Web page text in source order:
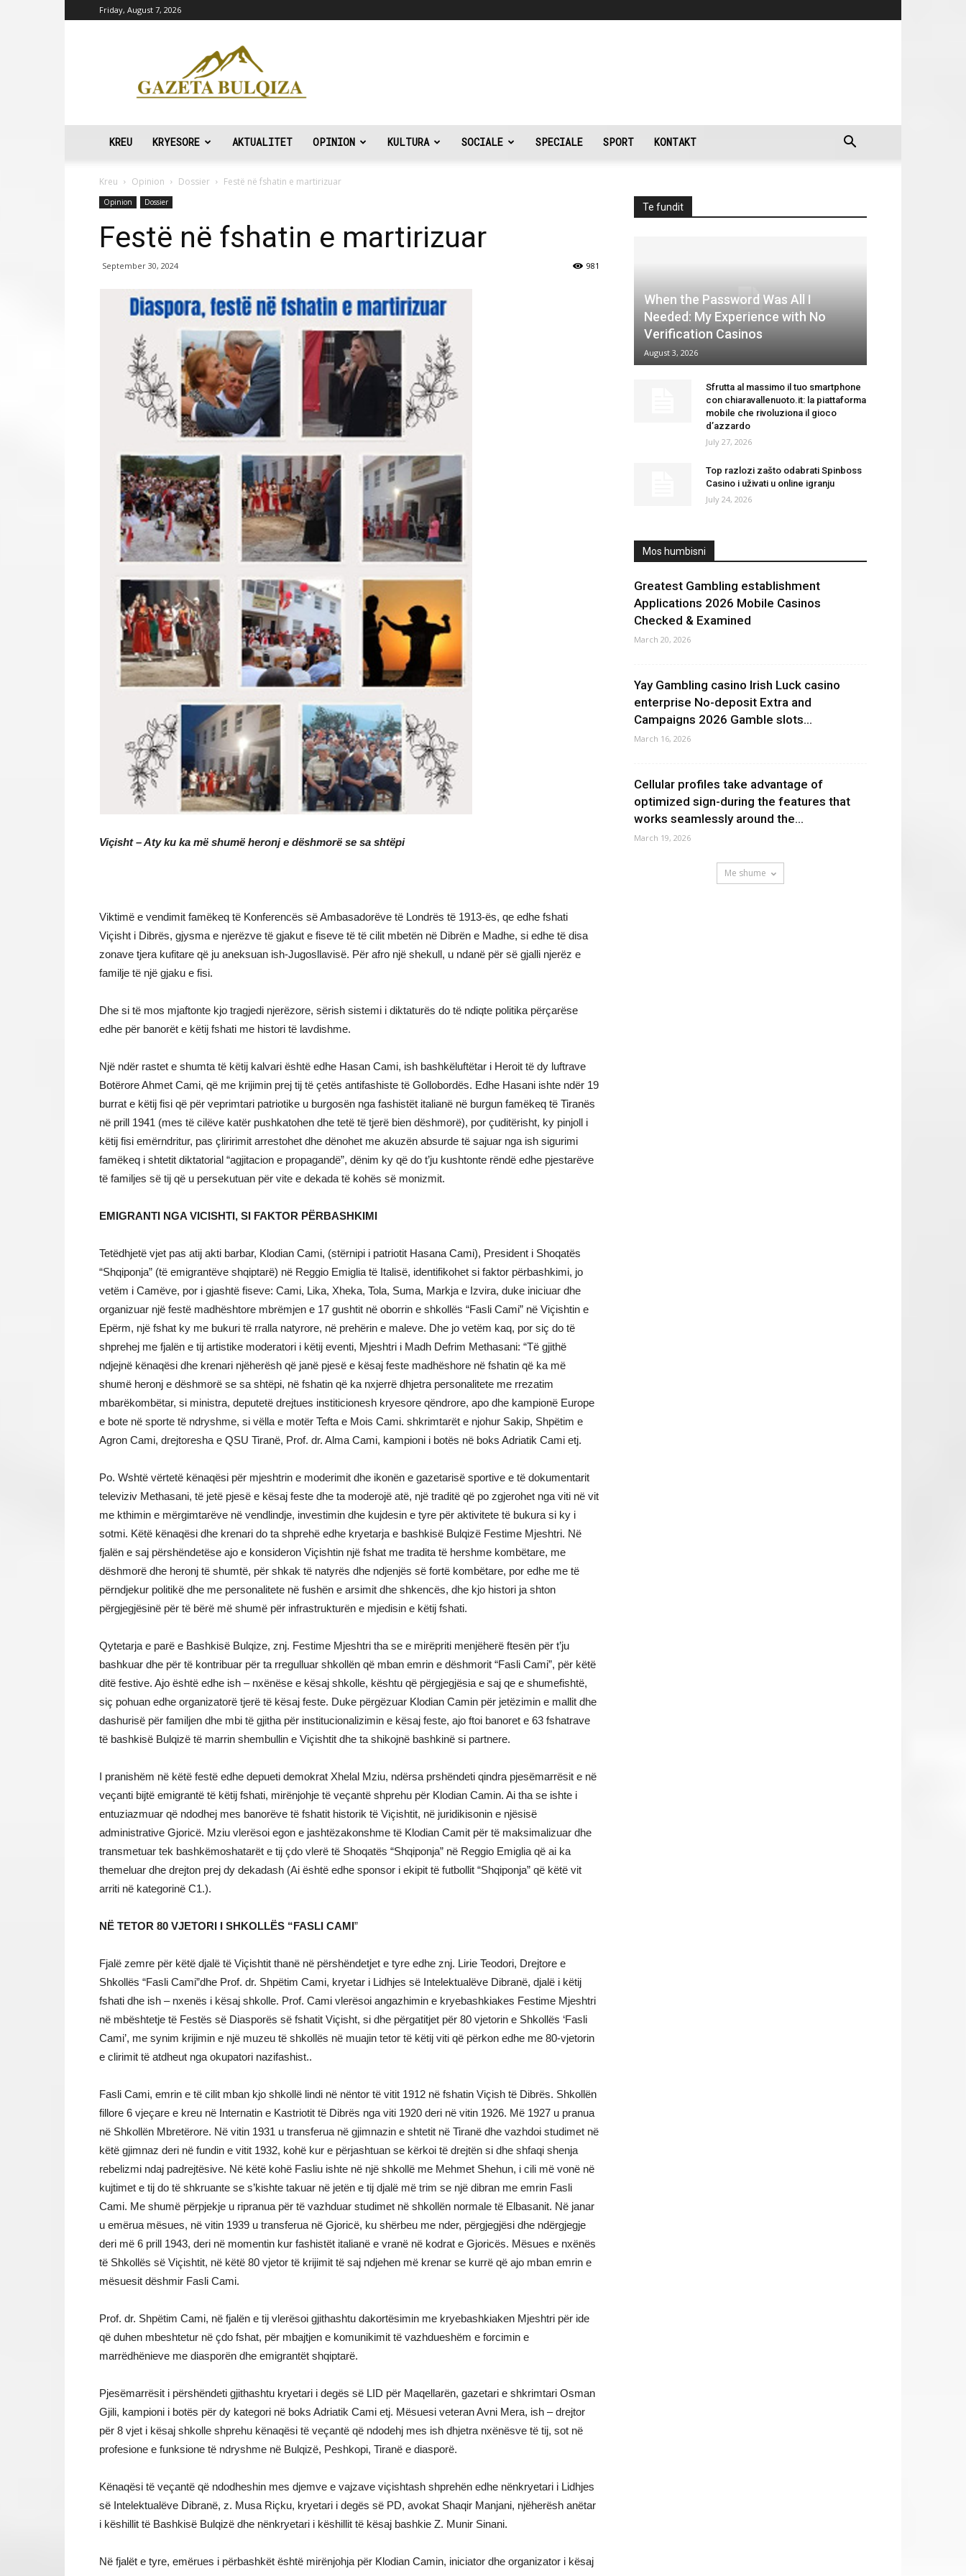
Friday, August 7, 2026
Gazeta
Bulqiza
KREU KRYESORE AKTUALITET OPINION KULTURA SOCIALE SPECIALE SPORT KONTAKT
Kreu Opinion Dossier Festë në fshatin e martirizuar
Opinion Dossier
Festë në fshatin e martirizuar
September 30, 2024 981
Viçisht – Aty ku ka më shumë heronj e dëshmorë se sa shtëpi
Viktimë e vendimit famëkeq të Konferencës së Ambasadorëve të Londrës të 1913-ës, qe edhe fshati
Viçisht i Dibrës, gjysma e njerëzve të gjakut e fiseve të të cilit mbetën në Dibrën e Madhe, si edhe të disa
zonave tjera kufitare që ju aneksuan ish-Jugosllavisë. Për afro një shekull, u ndanë për së gjalli njerëz e
familje të një gjaku e fisi.
Dhe si të mos mjaftonte kjo tragjedi njerëzore, sërish sistemi i diktaturës do të ndiqte politika përçarëse
edhe për banorët e këtij fshati me histori të lavdishme.
Një ndër rastet e shumta të këtij kalvari është edhe Hasan Cami, ish bashkëluftëtar i Heroit të dy luftrave
Botërore Ahmet Cami, që me krijimin prej tij të çetës antifashiste të Gollobordës. Edhe Hasani ishte ndër 19
burrat e këtij fisi që për veprimtari patriotike u burgosën nga fashistët italianë në burgun famëkeq të Tiranës
në prill 1941 (mes të cilëve katër pushkatohen dhe tetë të tjerë bien dëshmorë), por çuditërisht, ky pinjoll i
këtij fisi emërndritur, pas çliririmit arrestohet dhe dënohet me akuzën absurde të sajuar nga ish sigurimi
famëkeq i shtetit diktatorial “agjitacion e propagandë”, dënim ky që do t’ju kushtonte rëndë edhe pjestarëve
të familjes së tij që u persekutuan për vite e dekada të kohës së monizmit.
EMIGRANTI NGA VICISHTI, SI FAKTOR PËRBASHKIMI
Tetëdhjetë vjet pas atij akti barbar, Klodian Cami, (stërnipi i patriotit Hasana Cami), President i Shoqatës
“Shqiponja” (të emigrantëve shqiptarë) në Reggio Emiglia të Italisë, identifikohet si faktor përbashkimi, jo
vetëm i Camëve, por i gjashtë fiseve: Cami, Lika, Xheka, Tola, Suma, Markja e Izvira, duke iniciuar dhe
organizuar një festë madhështore mbrëmjen e 17 gushtit në oborrin e shkollës “Fasli Cami” në Viçishtin e
Epërm, një fshat ky me bukuri të rralla natyrore, në prehërin e maleve. Dhe jo vetëm kaq, por siç do të
shprehej me fjalën e tij artistike moderatori i këtij eventi, Mjeshtri i Madh Defrim Methasani: “Të gjithë
ndjejnë kënaqësi dhe krenari njëherësh që janë pjesë e kësaj feste madhëshore në fshatin që ka më
shumë heronj e dëshmorë se sa shtëpi, në fshatin që ka nxjerrë dhjetra personalitete me rrezatim
mbarëkombëtar, si ministra, deputetë drejtues institicionesh kryesore qëndrore, apo dhe kampionë Europe
e bote në sporte të ndryshme, si vëlla e motër Tefta e Mois Cami. shkrimtarët e njohur Sakip, Shpëtim e
Agron Cami, drejtoresha e QSU Tiranë, Prof. dr. Alma Cami, kampioni i botës në boks Adriatik Cami etj.
Po. Wshtë vërtetë kënaqësi për mjeshtrin e moderimit dhe ikonën e gazetarisë sportive e të dokumentarit
televiziv Methasani, të jetë pjesë e kësaj feste dhe ta moderojë atë, një traditë që po zgjerohet nga viti në vit
me kthimin e mërgimtarëve në vendlindje, investimin dhe kujdesin e tyre për aktivitete të bukura si ky i
sotmi. Këtë kënaqësi dhe krenari do ta shprehë edhe kryetarja e bashkisë Bulqizë Festime Mjeshtri. Në
fjalën e saj përshëndetëse ajo e konsideron Viçishtin një fshat me tradita të hershme kombëtare, me
dëshmorë dhe heronj të shumtë, për shkak të natyrës dhe ndjenjës së fortë kombëtare, por edhe me të
përndjekur politikë dhe me personalitete në fushën e arsimit dhe shkencës, dhe kjo histori ja shton
përgjegjësinë për të bërë më shumë për infrastrukturën e mjedisin e këtij fshati.
Qytetarja e parë e Bashkisë Bulqize, znj. Festime Mjeshtri tha se e mirëpriti menjëherë ftesën për t’ju
bashkuar dhe për të kontribuar për ta rregulluar shkollën që mban emrin e dëshmorit “Fasli Cami”, për këtë
ditë festive. Ajo është edhe ish – nxënëse e kësaj shkolle, kështu që përgjegjësia e saj qe e shumefishtë,
siç pohuan edhe organizatorë tjerë të kësaj feste. Duke përgëzuar Klodian Camin për jetëzimin e mallit dhe
dashurisë për familjen dhe mbi të gjitha për institucionalizimin e kësaj feste, ajo ftoi banoret e 63 fshatrave
të bashkisë Bulqizë të marrin shembullin e Viçishtit dhe ta shikojnë bashkinë si partnere.
I pranishëm në këtë festë edhe depueti demokrat Xhelal Mziu, ndërsa prshëndeti qindra pjesëmarrësit e në
veçanti bijtë emigrantë të këtij fshati, mirënjohje të veçantë shprehu për Klodian Camin. Ai tha se ishte i
entuziazmuar që ndodhej mes banorëve të fshatit historik të Viçishtit, në juridikisonin e njësisë
administrative Gjoricë. Mziu vlerësoi egon e jashtëzakonshme të Klodian Camit për të maksimalizuar dhe
transmetuar tek bashkëmoshatarët e tij çdo vlerë të Shoqatës “Shqiponja” në Reggio Emiglia që ai ka
themeluar dhe drejton prej dy dekadash (Ai është edhe sponsor i ekipit të futbollit “Shqiponja” që këtë vit
arriti në kategorinë C1.).
NË TETOR 80 VJETORI I SHKOLLËS “FASLI CAMI”
Fjalë zemre për këtë djalë të Viçishtit thanë në përshëndetjet e tyre edhe znj. Lirie Teodori, Drejtore e
Shkollës “Fasli Cami”dhe Prof. dr. Shpëtim Cami, kryetar i Lidhjes së Intelektualëve Dibranë, djalë i këtij
fshati dhe ish – nxenës i kësaj shkolle. Prof. Cami vlerësoi angazhimin e kryebashkiakes Festime Mjeshtri
në mbështetje të Festës së Diasporës së fshatit Viçisht, si dhe përgatitjet për 80 vjetorin e Shkollës ‘Fasli
Cami’, me synim krijimin e një muzeu të shkollës në muajin tetor të këtij viti që përkon edhe me 80-vjetorin
e clirimit të atdheut nga okupatori nazifashist..
Fasli Cami, emrin e të cilit mban kjo shkollë lindi në nëntor të vitit 1912 në fshatin Viçish të Dibrës. Shkollën
fillore 6 vjeçare e kreu në Internatin e Kastriotit të Dibrës nga viti 1920 deri në vitin 1926. Më 1927 u pranua
në Shkollën Mbretërore. Në vitin 1931 u transferua në gjimnazin e shtetit në Tiranë dhe vazhdoi studimet në
këtë gjimnaz deri në fundin e vitit 1932, kohë kur e përjashtuan se kërkoi të drejtën si dhe shfaqi shenja
rebelizmi ndaj padrejtësive. Në këtë kohë Fasliu ishte në një shkollë me Mehmet Shehun, i cili më vonë në
kujtimet e tij do të shkruante se s’kishte takuar në jetën e tij djalë më trim se një dibran me emrin Fasli
Cami. Me shumë përpjekje u ripranua për të vazhduar studimet në shkollën normale të Elbasanit. Në janar
u emërua mësues, në vitin 1939 u transferua në Gjoricë, ku shërbeu me nder, përgjegjësi dhe ndërgjegje
deri më 6 prill 1943, deri në momentin kur fashistët italianë e vranë në kodrat e Gjoricës. Mësues e nxënës
të Shkollës së Viçishtit, në këtë 80 vjetor të krijimit të saj ndjehen më krenar se kurrë që ajo mban emrin e
mësuesit dëshmir Fasli Cami.
Prof. dr. Shpëtim Cami, në fjalën e tij vlerësoi gjithashtu dakortësimin me kryebashkiaken Mjeshtri për ide
që duhen mbeshtetur në çdo fshat, për mbajtjen e komunikimit të vazhdueshëm e forcimin e
marrëdhënieve me diasporën dhe emigrantët shqiptarë.
Pjesëmarrësit i përshëndeti gjithashtu kryetari i degës së LID për Maqellarën, gazetari e shkrimtari Osman
Gjili, kampioni i botës për dy kategori në boks Adriatik Cami etj. Mësuesi veteran Avni Mera, ish – drejtor
për 8 vjet i kësaj shkolle shprehu kënaqësi të veçantë që ndodehj mes ish dhjetra nxënësve të tij, sot në
profesione e funksione të ndryshme në Bulqizë, Peshkopi, Tiranë e diasporë.
Kënaqësi të veçantë që ndodheshin mes djemve e vajzave viçishtash shprehën edhe nënkryetari i Lidhjes
së Intelektualëve Dibranë, z. Musa Riçku, kryetari i degës së PD, avokat Shaqir Manjani, njëherësh anëtar
i këshillit të Bashkisë Bulqizë dhe nënkryetari i këshillit të kësaj bashkie Z. Munir Sinani.
Në fjalët e tyre, emërues i përbashkët është mirënjohja për Klodian Camin, iniciator dhe organizator i kësaj
Te fundit
When the Password Was All I
Needed: My Experience with No
Verification Casinos
August 3, 2026
Sfrutta al massimo il tuo smartphone
con chiaravallenuoto.it: la piattaforma
mobile che rivoluziona il gioco
d’azzardo
July 27, 2026
Top razlozi zašto odabrati Spinboss
Casino i uživati u online igranju
July 24, 2026
Mos humbisni
Greatest Gambling establishment
Applications 2026 Mobile Casinos
Checked & Examined
March 20, 2026
Yay Gambling casino Irish Luck casino
enterprise No-deposit Extra and
Campaigns 2026 Gamble slots...
March 16, 2026
Cellular profiles take advantage of
optimized sign-during the features that
works seamlessly around the...
March 19, 2026
Me shume